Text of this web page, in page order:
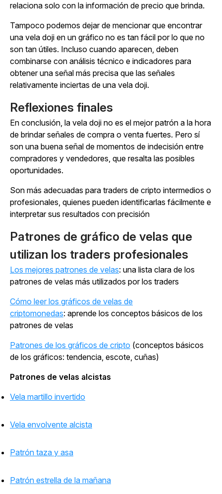
relaciona solo con la información de precio que brinda.
Tampoco podemos dejar de mencionar que encontrar
una vela doji en un gráfico no es tan fácil por lo que no
son tan útiles. Incluso cuando aparecen, deben
combinarse con análisis técnico e indicadores para
obtener una señal más precisa que las señales
relativamente inciertas de una vela doji.
Reflexiones finales
En conclusión, la vela doji no es el mejor patrón a la hora
de brindar señales de compra o venta fuertes. Pero sí
son una buena señal de momentos de indecisión entre
compradores y vendedores, que resalta las posibles
oportunidades.
Son más adecuadas para traders de cripto intermedios o
profesionales, quienes pueden identificarlas fácilmente e
interpretar sus resultados con precisión
Patrones de gráfico de velas que
utilizan los traders profesionales
Los mejores patrones de velas: una lista clara de los
patrones de velas más utilizados por los traders
Cómo leer los gráficos de velas de
criptomonedas: aprende los conceptos básicos de los
patrones de velas
Patrones de los gráficos de cripto (conceptos básicos
de los gráficos: tendencia, escote, cuñas)
Patrones de velas alcistas
Vela martillo invertido
Vela envolvente alcista
Patrón taza y asa
Patrón estrella de la mañana